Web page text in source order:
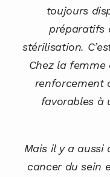
toujours
préparatifs
stérilisation.
Chez la
renforcement
favorables à
Mais il y a aussi
cancer du sein